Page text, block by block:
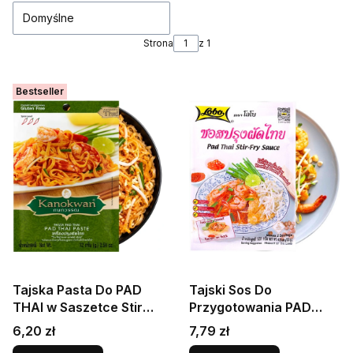
Domyślne
Strona z 1
Bestseller
Tajska Pasta Do PAD
THAI w Saszetce Stir
Fry Thai Paste 72g
KANOKWAN
Cena
6,20 zł
Tajski Sos Do
Przygotowania PAD
THAI Mieszanka Stir Fry
Do Woka 120g LOBO
Cena
7,79 zł